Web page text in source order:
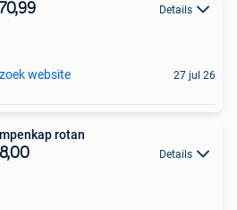
Details
website 27 jul 26
rotan
Details